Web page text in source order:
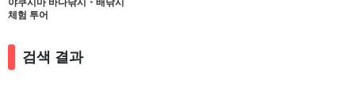
체험 투어
검색 결과